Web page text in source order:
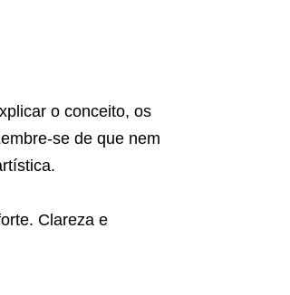
o conceito, os
se de que nem
Clareza e